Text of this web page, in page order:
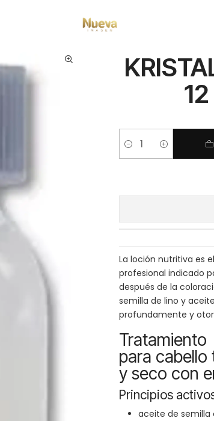
Cantidad
La loción nutritiva es
profesional indicado
después de la
semilla de lino y
profundamente y
Tratamiento
para cabello
y seco con
Principios
aceite de semilla